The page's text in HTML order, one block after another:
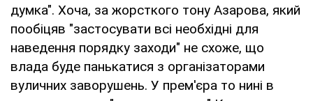
думка". Хоча, за жорсткого тону Азарова, який
пообіцяв "застосувати всі необхідні для
наведення порядку заходи" не схоже, що
влада буде панькатися з організаторами
вуличних заворушень. У прем'єра то нині в